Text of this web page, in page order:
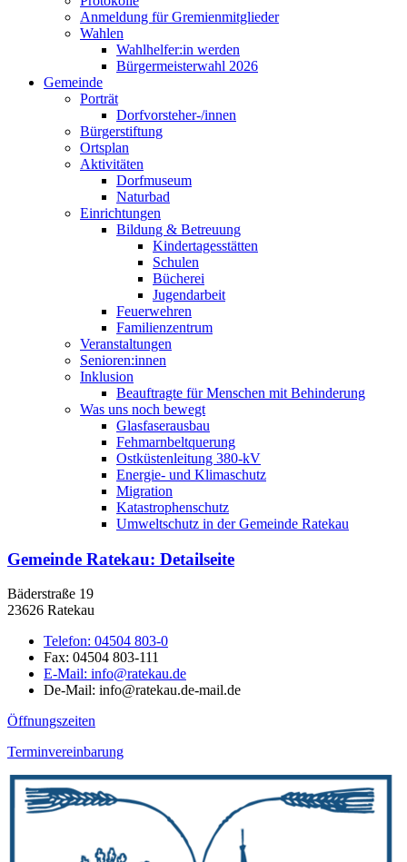
Anmeldung für Gremienmitglieder
Wahlen
Wahlhelfer:in werden
Bürgermeisterwahl 2026
Gemeinde
Porträt
Dorfvorsteher-/innen
Bürgerstiftung
Ortsplan
Aktivitäten
Dorfmuseum
Naturbad
Einrichtungen
Bildung & Betreuung
Kindertagesstätten
Schulen
Bücherei
Jugendarbeit
Feuerwehren
Familienzentrum
Veranstaltungen
Senioren:innen
Inklusion
Beauftragte für Menschen mit Behinderung
Was uns noch bewegt
Glasfaserausbau
Fehmarnbeltquerung
Ostküstenleitung 380-kV
Energie- und Klimaschutz
Migration
Katastrophenschutz
Umweltschutz in der Gemeinde Ratekau
Gemeinde Ratekau: Detailseite
Bäderstraße 19
23626 Ratekau
Telefon: 04504 803-0
Fax: 04504 803-111
E-Mail: info@ratekau.de
De-Mail: info@ratekau.de-mail.de
Öffnungszeiten
Terminvereinbarung